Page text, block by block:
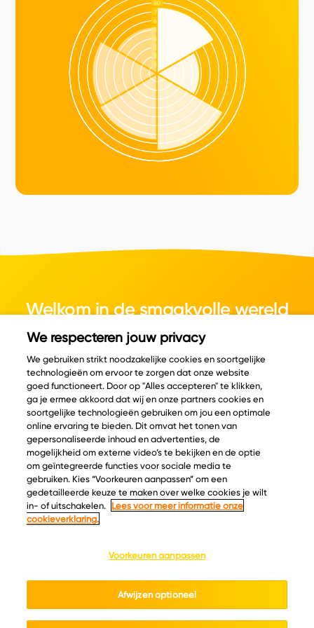
Welkom in de smaakvolle wereld
van kaas.
© Copyright 2026 Velder
Inspiratie
Kaascatalogus
Recepten
Kaasplankjes
Blog
Informatie
Over ons
Ontdek
Keurmerken
We respecteren jouw privacy
We gebruiken strikt noodzakelijke cookies en soortgelijke
technologieën om ervoor te zorgen dat onze website
goed functioneert. Door op "Alles accepteren" te klikken,
ga je ermee akkoord dat wij en onze partners cookies en
soortgelijke technologieën gebruiken om jou een optimale
online ervaring te bieden. Dit omvat het tonen van
gepersonaliseerde inhoud en advertenties, de
mogelijkheid om externe video’s te bekijken en de optie
om geïntegreerde functies voor sociale media te
gebruiken. Kies “Voorkeuren aanpassen” om een
gedetailleerde keuze te maken over welke cookies je wilt
in- of uitschakelen.
Lees voor meer informatie onze
cookieverklaring.
Voorkeuren aanpassen
Afwijzen optioneel